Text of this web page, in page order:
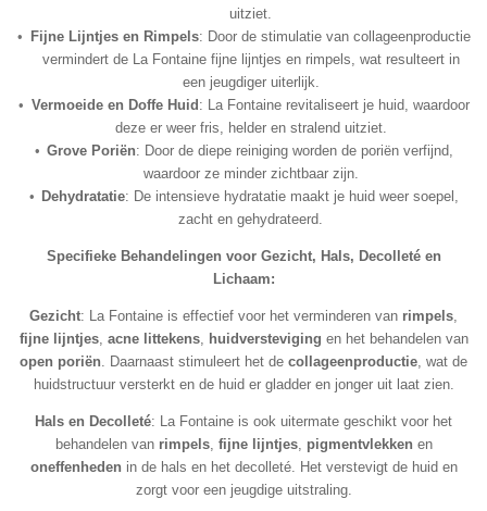
uitziet.
Fijne Lijntjes en Rimpels: Door de stimulatie van collageenproductie
vermindert de La Fontaine fijne lijntjes en rimpels, wat resulteert in
een jeugdiger uiterlijk.
Vermoeide en Doffe Huid : La Fontaine revitaliseert je huid, waardoor
deze er weer fris, helder en stralend uitziet.
Grove Poriën: Door de diepe reiniging worden de poriën verfijnd,
waardoor ze minder zichtbaar zijn.
Dehydratatie: De intensieve hydratatie maakt je huid weer soepel,
zacht en gehydrateerd.
Specifieke Behandelingen voor Gezicht, Hals, Decolleté en
Lichaam:
Gezicht: La Fontaine is effectief voor het verminderen van rimpels
fijne lijntjes, acne littekens, huidversteviging en het behandelen van
open poriën . Daarnaast stimuleert het de collageenproductie , wat de
huidstructuur versterkt en de huid er gladder en jonger uit laat zien.
Hals en Decolleté: La Fontaine is ook uitermate geschikt voor het
behandelen van rimpels, fijne lijntjes, pigmentvlekken en
oneffenheden in de hals en het decolleté. Het verstevigt de huid en
zorgt voor een jeugdige uitstraling.